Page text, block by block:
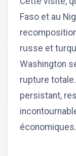
Faso et au
russe et
Washington
rupture
persistant,
économiques.